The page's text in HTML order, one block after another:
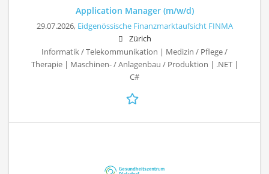
Application Manager (m/w/d)
29.07.2026, Eidgenössische Finanzmarktaufsicht FINMA
Zürich
Informatik / Telekommunikation | Medizin / Pflege /
Therapie | Maschinen- / Anlagenbau / Produktion | .NET |
C#